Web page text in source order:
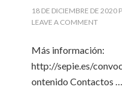
18 DE DICIEMBRE DE 2020
LEAVE A COMMENT
Más información:
http://sepie.es/
ontenido Contactos